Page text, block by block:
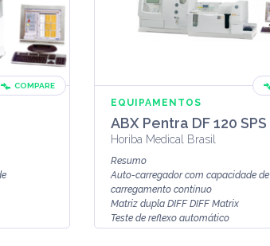
COMPARE
EQUIPAMENTOS
ABX Pentra DF 120 SPS
Horiba Medical Brasil
Resumo
Auto-carregador com capacidade de
carregamento contínuo
Matriz dupla DIFF DIFF Matrix
Teste de reflexo automático